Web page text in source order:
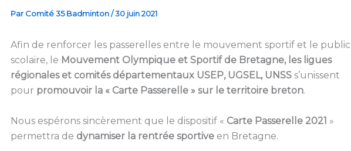
Par Comité 35 Badminton/30 juin 2021
Afin de renforcer les passerelles entre le mouvement sportif et le public
scolaire, le Mouvement Olympique et Sportif de Bretagne, les ligues
régionales et comités départementaux USEP, UGSEL, UNSS s’unissent
pour promouvoir la « Carte Passerelle » sur le territoire breton.
Nous espérons sincèrement que le dispositif « Carte Passerelle 2021 »
permettra de dynamiser la rentrée sportive en Bretagne.